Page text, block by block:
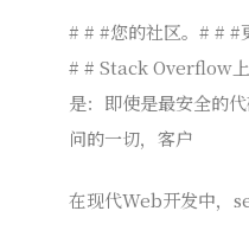
# # #您的社区。# # #
# # Stack Overflow
是：即使是最安全的
问的一切，客户
在现代Web开发中，